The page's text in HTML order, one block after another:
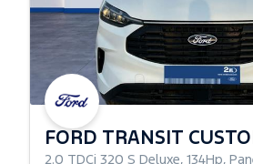
FORD TRANSIT
2.0 TDCi 320 S Deluxe, 134Hp,